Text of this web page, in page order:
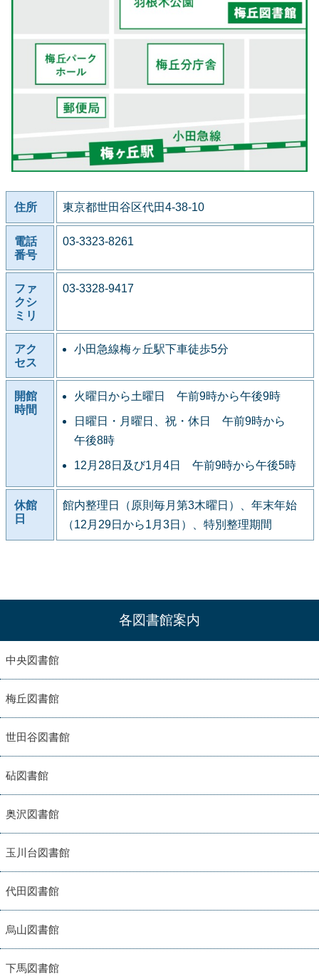
住所 東京都世田谷区代田4-38-10
電話
番号
03-3323-8261
ファ
クシ
ミリ
03-3328-9417
アク
セス
小田急線梅ヶ丘駅下車徒歩5分
開館
時間
火曜日から土曜日 午前9時から午後9時
日曜日・月曜日、祝・休日 午前9時から
午後8時
12月28日及び1月4日 午前9時から午後5時
休館
日
館内整理日（原則毎月第3木曜日）、年末年始
（12月29日から1月3日）、特別整理期間
各図書館案内
中央図書館
梅丘図書館
世田谷図書館
砧図書館
奥沢図書館
玉川台図書館
代田図書館
烏山図書館
下馬図書館